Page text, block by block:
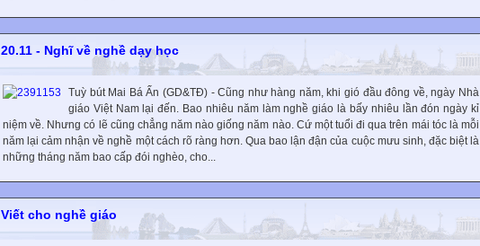
20.11 - Nghĩ về nghề dạy học
Tuỳ bút Mai Bá Ấn (GD&TĐ) - Cũng như hàng năm, khi gió đầu đông về, ngày Nhà
giáo Việt Nam lại đến. Bao nhiêu năm làm nghề giáo là bấy nhiêu lần đón ngày kỉ
niệm về. Nhưng có lẽ cũng chẳng năm nào giống năm nào. Cứ một tuổi đi qua trên mái tóc là mỗi
năm lại cảm nhận về nghề một cách rõ ràng hơn. Qua bao lận đận của cuộc mưu sinh, đặc biệt là
những tháng năm bao cấp đói nghèo, cho...
Viết cho nghề giáo